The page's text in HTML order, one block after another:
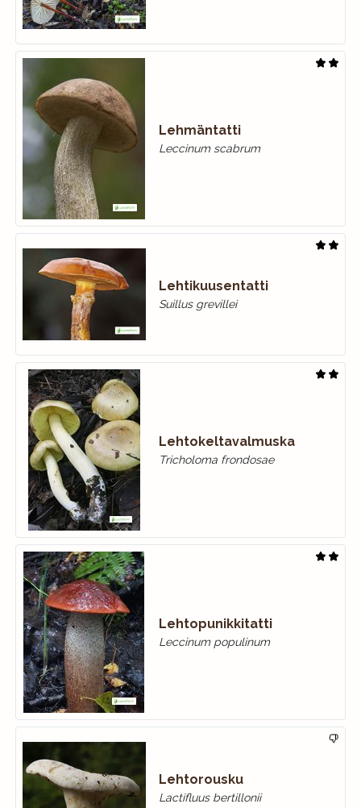
Lehmäntatti
Leccinum scabrum
Lehtikuusentatti
Suillus grevillei
Lehtokeltavalmuska
Tricholoma frondosae
Lehtopunikkitatti
Leccinum populinum
Lehtorousku
Lactifluus bertillonii